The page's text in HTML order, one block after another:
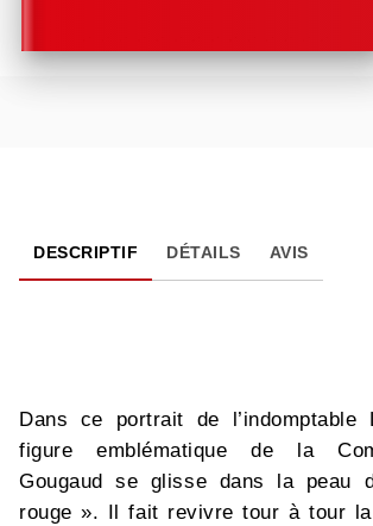
DESCRIPTIF DÉTAILS AVIS
Dans ce portrait de l’indomptable
figure emblématique de la
Gougaud se glisse dans la peau
rouge ». Il fait revivre tour à tour